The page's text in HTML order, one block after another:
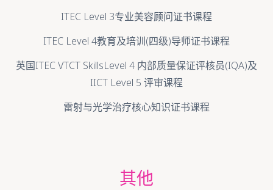
ITEC Level 3专业美容顾问证书课程
ITEC Level 4教育及培训(四级)导师证书课程
英国ITEC VTCT SkillsLevel 4 内部质量保证评核员(IQA)及
IICT Level 5 评审课程
雷射与光学治疗核心知识证书课程
其他